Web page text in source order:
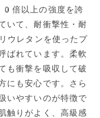
倍以上の強度を誇
いて、耐衝撃性・耐
ウレタンを使ったプ
ばれています。柔軟
も衝撃を吸収して破
にも安心です。さら
いやすいのが特徴で
触りがよく、高級感